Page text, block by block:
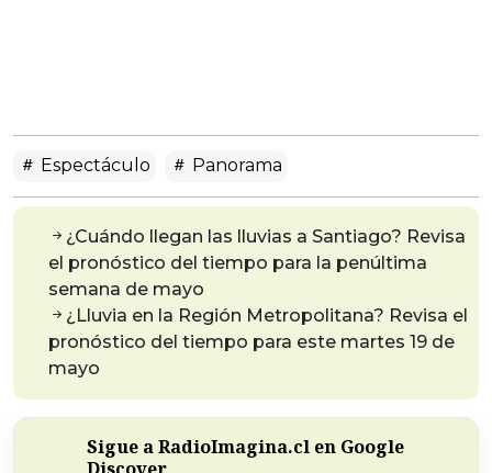
Espectáculo Panorama
¿Cuándo llegan las lluvias a Santiago? Revisa
el pronóstico del tiempo para la penúltima
semana de mayo
¿Lluvia en la Región Metropolitana? Revisa el
pronóstico del tiempo para este martes 19 de
mayo
Sigue a RadioImagina.cl en Google